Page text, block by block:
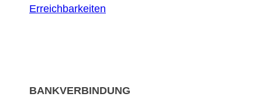
Erreichbarkeiten
BANKVERBINDUNG